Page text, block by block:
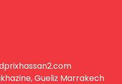
Gueliz Marrakech